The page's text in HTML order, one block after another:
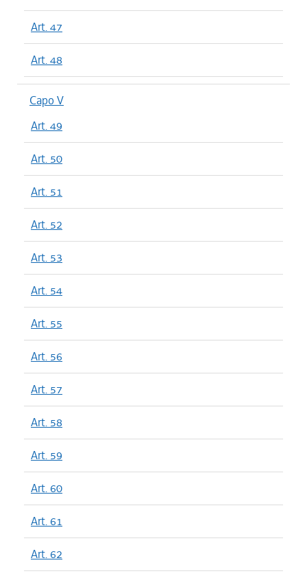
Art. 47
Art. 48
Capo V
Art. 49
Art. 50
Art. 51
Art. 52
Art. 53
Art. 54
Art. 55
Art. 56
Art. 57
Art. 58
Art. 59
Art. 60
Art. 61
Art. 62